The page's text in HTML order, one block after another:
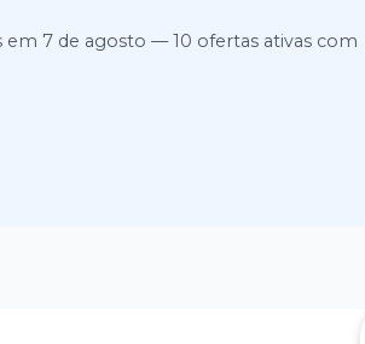
em 7 de agosto —10 ofertas ativas com